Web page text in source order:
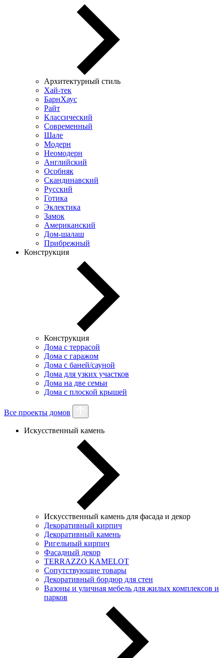
Архитектурный стиль
Хай-тек
БарнХаус
Райт
Классический
Современный
Шале
Модерн
Неомодерн
Английский
Особняк
Скандинавский
Русский
Готика
Эклектика
Замок
Американский
Дом-шалаш
Прибрежный
Конструкция
Конструкция
Дома с террасой
Дома с гаражом
Дома с баней/сауной
Дома для узких участков
Дома на две семьи
Дома с плоской крышей
Все проекты домов
Искусственный камень
Искусственный камень для фасада и декор
Декоративный кирпич
Декоративный камень
Ригельный кирпич
Фасадный декор
TERRAZZO KAMELOT
Сопутствующие товары
Декоративный бордюр для стен
Вазоны и уличная мебель для жилых комплексов и
парков